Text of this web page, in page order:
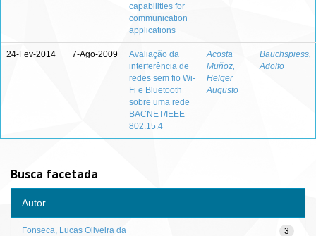
capabilities for
communication
applications
24-Fev-2014 7-Ago-2009
Avaliação da
interferência de
redes sem fio Wi-
Fi e Bluetooth
sobre uma rede
BACNET/IEEE
802.15.4
Acosta
Muñoz,
Helger
Augusto
Bauchspiess,
Adolfo
Busca facetada
Autor
3
Fonseca, Lucas Oliveira da